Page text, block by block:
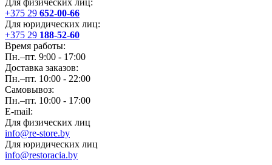
+375 29 652-00-66
Для юридических лиц:
+375 29 188-52-60
Время работы:
Пн.–пт. 9:00 - 17:00
Доставка заказов:
Пн.–пт. 10:00 - 22:00
Самовывоз:
Пн.–пт. 10:00 - 17:00
E-mail:
Для физических лиц
info@re-store.by
Для юридических лиц
info@restoracia.by